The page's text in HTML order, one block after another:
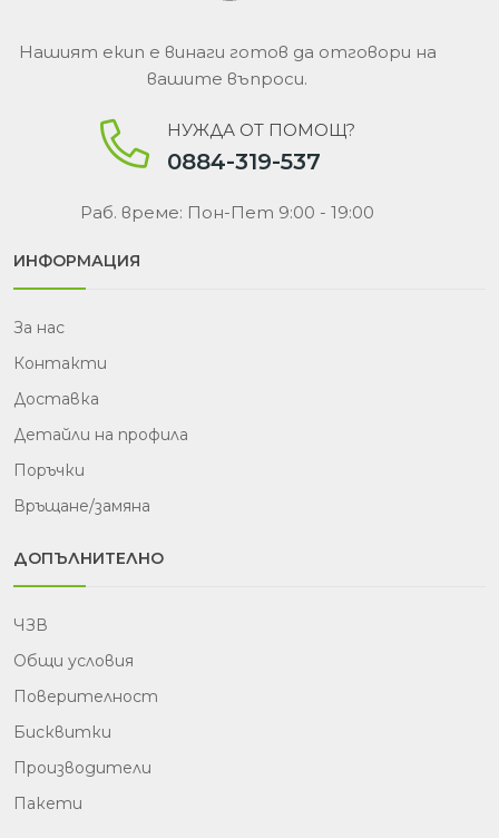
Нашият екип е винаги готов да отговори на
вашите въпроси.
НУЖДА ОТ ПОМОЩ?
0884-319-537
Раб. време: Пон-Пет 9:00 - 19:00
ИНФОРМАЦИЯ
За нас
Контакти
Доставка
Детайли на профила
Поръчки
Връщане/замяна
ДОПЪЛНИТЕЛНО
ЧЗВ
Общи условия
Поверителност
Бисквитки
Производители
Пакети